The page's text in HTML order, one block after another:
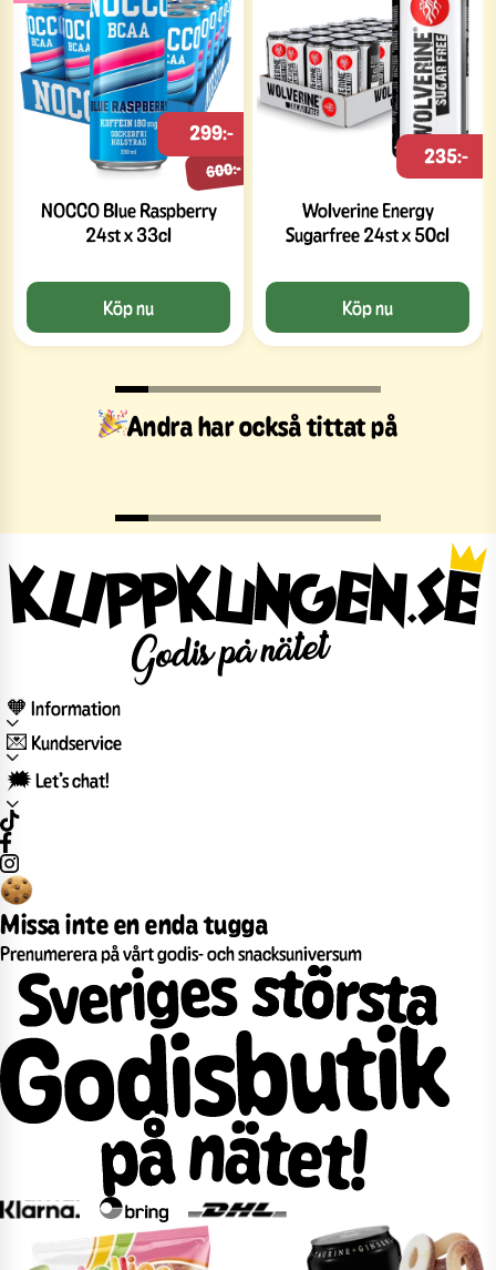
NOCCO Blue Raspberry
24st x 33cl
600:-
299:-
Köp nu
Wolverine Energy
Sugarfree 24st x 50cl
235:-
Köp nu
Andra har också tittat på
🧡 Information
💌 Kundservice
🗯️ Let’s chat!
Missa inte en enda tugga
Prenumerera på vårt godis- och snacksuniversum